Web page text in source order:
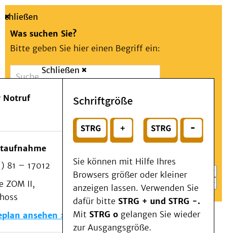
Suche
Schließen
Was suchen Sie?
Bitte geben Sie hier einen Begriff ein:
Suchen
oder
Wählen Sie ein Thema für Ihren Schnelleinstieg
Notfall
Schließen
Notruf
81 – 17012
ZOM II,
ansehen
Schriftgröße
Sie können mit Hilfe Ihres
Browsers größer oder kleiner
anzeigen lassen. Verwenden Sie
dafür bitte STRG + und STRG -.
Mit STRG o gelangen Sie wieder
zur Ausgangsgröße.
Menü
Patienten & Besucher
Kliniken/Institute/Zentren
Als Patient am UKD
Beratung und Unterstützung
Veranstaltungen
Kommunikation im Medizinwesen (KIM)
Notfall
Forschung & Lehre